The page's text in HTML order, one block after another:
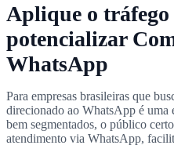
Aplique o
potencializar
WhatsApp
Para empresas brasileiras que
direcionado ao WhatsApp é uma
bem segmentados, o público
atendimento via WhatsApp,